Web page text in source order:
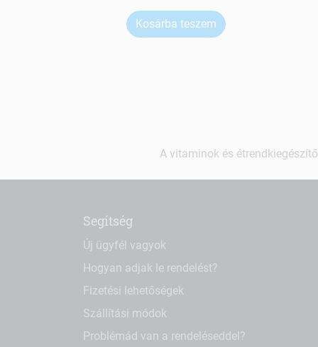
Kosárba teszem
A vitaminok és
Segítség
Új ügyfél vagyok
Hogyan adjak le rendelést?
Fizetési lehetőségek
Szállítási módok
Problémád van a rendeléseddel?